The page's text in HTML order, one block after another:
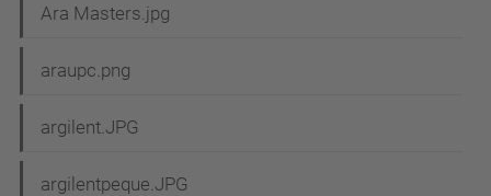
Ara Masters.jpg
araupc.png
argilent.JPG
argilentpeque.JPG